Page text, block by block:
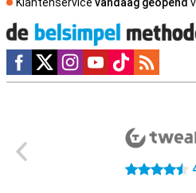
Social media
4.5 sterren